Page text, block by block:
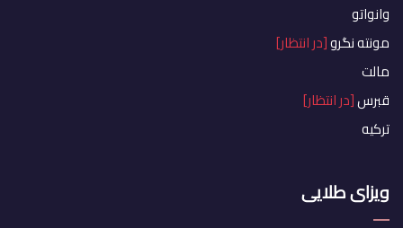
وانواتو
مونته نگرو[در انتظار]
مالت
قبرس[در انتظار]
ترکیه
ویزای طلایی